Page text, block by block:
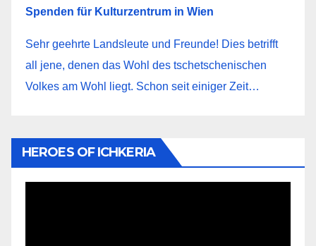
Spenden für Kulturzentrum in Wien
Sehr geehrte Landsleute und Freunde! Dies betrifft
all jene, denen das Wohl des tschetschenischen
Volkes am Wohl liegt. Schon seit einiger Zeit…
HEROES OF ICHKERIA